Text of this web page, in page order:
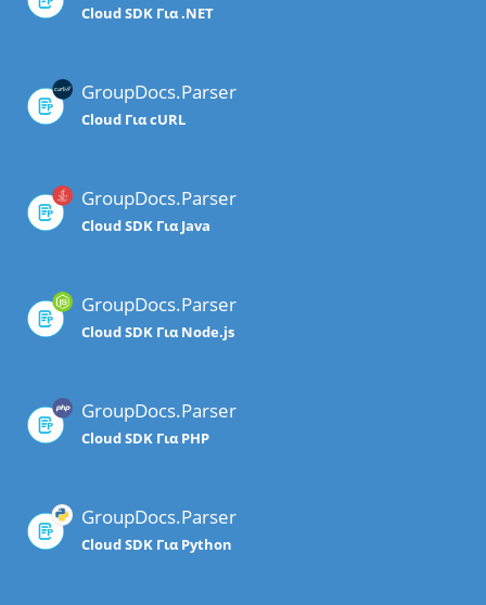
Cloud SDK Για .NET
GroupDocs.Parser
Cloud Για cURL
GroupDocs.Parser
Cloud SDK Για Java
GroupDocs.Parser
Cloud SDK Για Node.js
GroupDocs.Parser
Cloud SDK Για PHP
GroupDocs.Parser
Cloud SDK Για Python